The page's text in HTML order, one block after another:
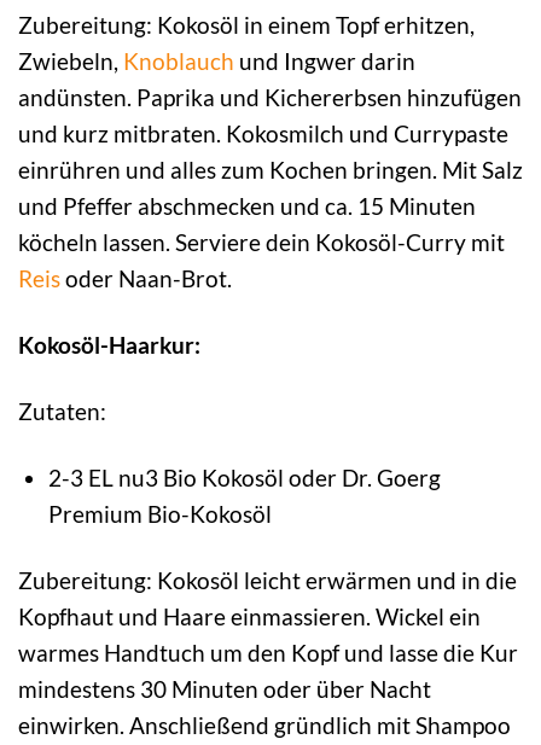
Zubereitung: Kokosöl in einem Topf erhitzen,
Zwiebeln, Knoblauch und Ingwer darin
andünsten. Paprika und Kichererbsen hinzufügen
und kurz mitbraten. Kokosmilch und Currypaste
einrühren und alles zum Kochen bringen. Mit Salz
und Pfeffer abschmecken und ca. 15 Minuten
köcheln lassen. Serviere dein Kokosöl-Curry mit
Reisoder Naan-Brot.
Kokosöl-Haarkur:
Zutaten:
2-3 EL nu3 Bio Kokosöl oder Dr. Goerg
Premium Bio-Kokosöl
Zubereitung: Kokosöl leicht erwärmen und in die
Kopfhaut und Haare einmassieren. Wickel ein
warmes Handtuch um den Kopf und lasse die Kur
mindestens 30 Minuten oder über Nacht
einwirken. Anschließend gründlich mit Shampoo